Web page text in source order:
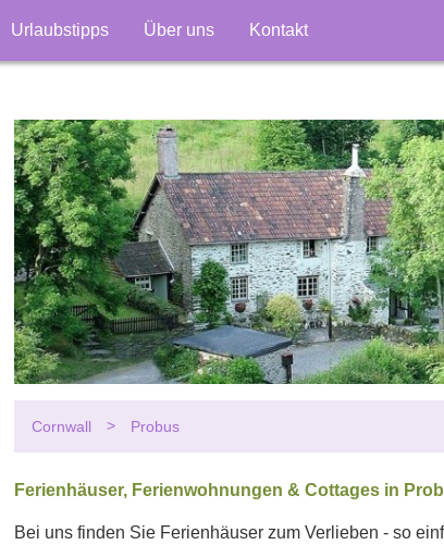
Urlaubstipps Über uns Kontakt
Cornwall Probus
Ferienhäuser, Ferienwohnungen & Cottages in
Bei uns finden Sie Ferienhäuser zum Verlieben - so